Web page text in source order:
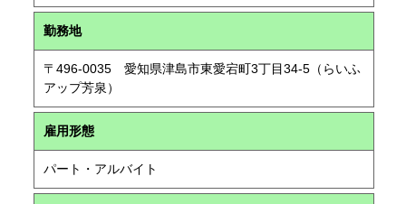
勤務地
〒496-0035 愛知県津島市東愛宕町3丁目34-5（らいふ
アップ芳泉）
雇用形態
パート・アルバイト